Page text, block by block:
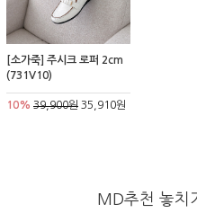
[소가죽] 주시크 로퍼 2cm
(731V10)
10% 39,900원 35,910원
MD추천 놓치